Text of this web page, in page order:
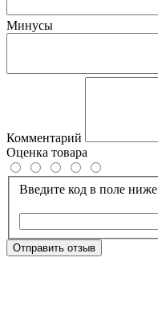
Минусы
Комментарий
Оценка товара
Введите код в поле ниже
Отправить отзыв